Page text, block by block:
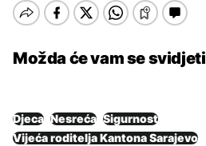
Možda će vam se svidjeti
Djeca Nesreća Sigurnost
Vijeća roditelja Kantona Sarajevo